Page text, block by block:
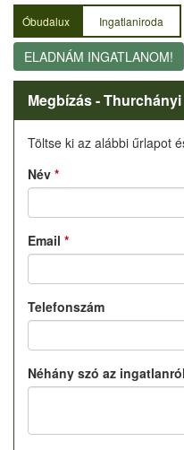
Óbudalux Ingatlaniroda
ELADNÁM INGATLANOM!
Megbízás -
Töltse ki az alábbi űrlapot
Név *
Email *
Telefonszám
Néhány szó az ingatlanról